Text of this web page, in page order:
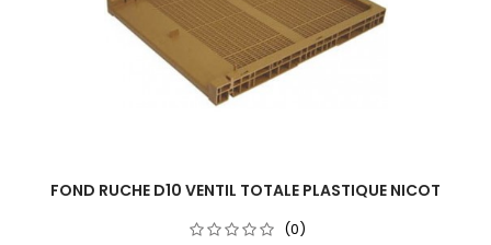
FOND RUCHE D10 VENTIL TOTALE PLASTIQUE NICOT
(0)